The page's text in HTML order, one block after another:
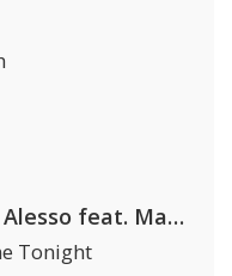
David Guetta & Alesso feat. Madison Love
Tonight